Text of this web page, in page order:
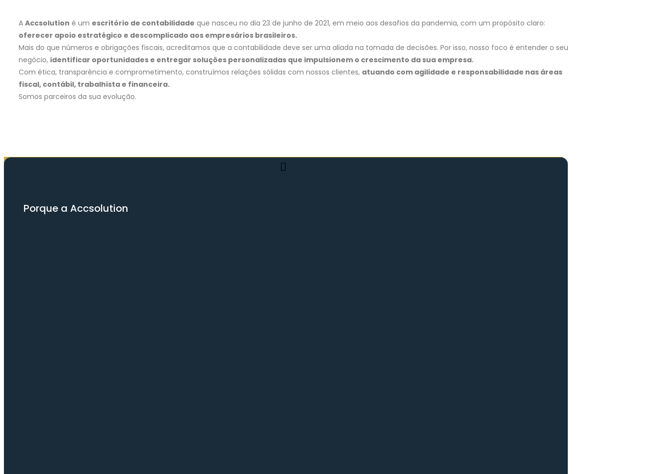
A Accsolution é um escritório de contabilidade que nasceu no dia 23 de junho de 2021, em meio aos desafios da pandemia, com um propósito claro:
oferecer apoio estratégico e descomplicado aos empresários brasileiros.
Mais do que números e obrigações fiscais, acreditamos que a contabilidade deve ser uma aliada na tomada de decisões. Por isso, nosso foco é entender o seu
negócio, identificar oportunidades e entregar soluções personalizadas que impulsionem o crescimento da sua empresa.
Com ética, transparência e comprometimento, construímos relações sólidas com nossos clientes, atuando com agilidade e responsabilidade nas áreas
fiscal, contábil, trabalhista e financeira.
Somos parceiros da sua evolução.
Porque a Accsolution